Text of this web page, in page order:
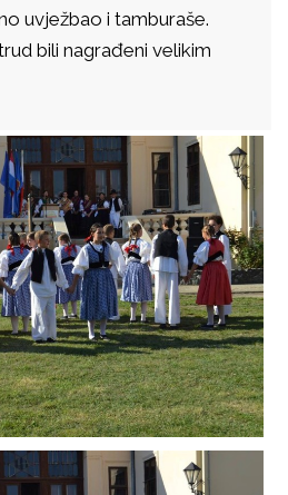
uvježbao i tamburaše.
bili nagrađeni velikim